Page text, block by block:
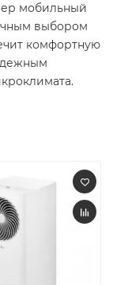
мобильный
выбором
комфортную